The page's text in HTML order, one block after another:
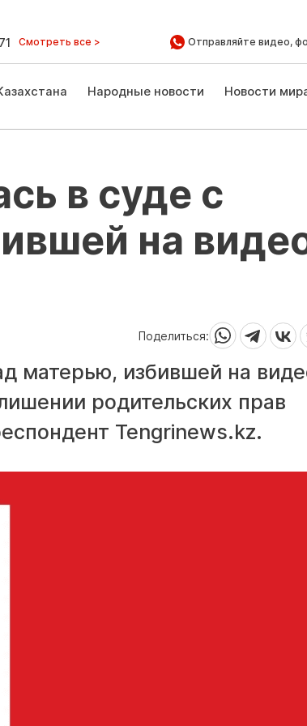
Смотреть все > Отправляйте видео,
Народные новости Новости
в суде с
на
Поделиться:
матерью, избившей на
родительских прав
Tengrinews.kz.